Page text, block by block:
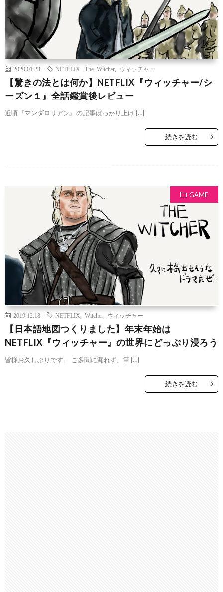
2020.01.23 NETFLIX The Witcher ウィッチャー
【驚きの法とは何か】NETFLIX『ウィッチャー/シ
ーズン１』全話鑑賞後レビュー
近頃『マンダロリアン』の記事ばっかり上げ […]
続きを読む
GAME
2019.12.18 NETFLIX Witcher ウィッチャー
【日本語地図つくりました】年末年始は
NETFLIX『ウィッチャー』の世界にどっぷり浸ろう
皆様お久しぶりです。 ご多聞に漏れず、筆 […]
続きを読む